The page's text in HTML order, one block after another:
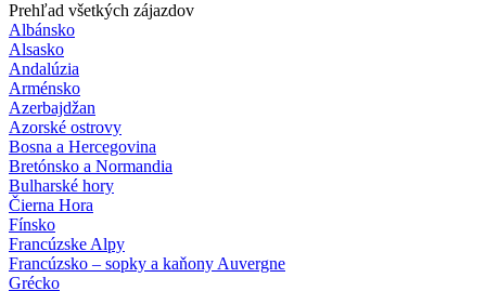
Prehľad všetkých zájazdov
Albánsko
Alsasko
Andalúzia
Arménsko
Azerbajdžan
Azorské ostrovy
Bosna a Hercegovina
Bretónsko a Normandia
Bulharské hory
Čierna Hora
Fínsko
Francúzske Alpy
Francúzsko – sopky a kaňony Auvergne
Grécko